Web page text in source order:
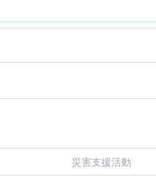
災害支援活動